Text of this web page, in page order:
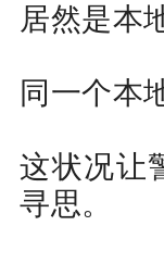
居然是本
同一个本
这状况让
寻思。